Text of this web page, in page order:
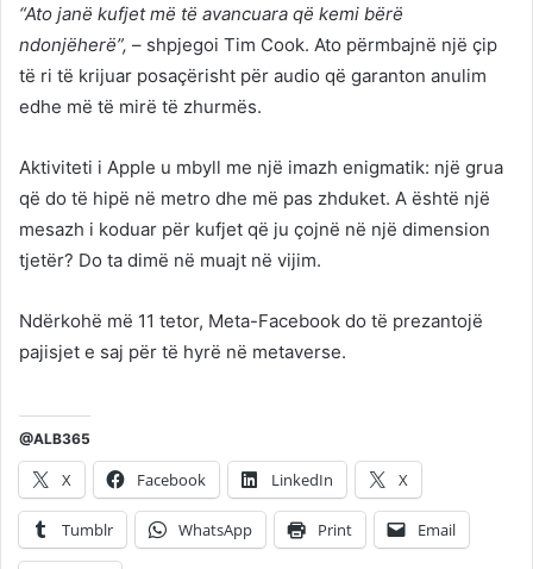
“Ato janë kufjet më të avancuara që kemi bërë
ndonjëherë”, – shpjegoi Tim Cook. Ato përmbajnë një çip
të ri të krijuar posaçërisht për audio që garanton anulim
edhe më të mirë të zhurmës.
Aktiviteti i Apple u mbyll me një imazh enigmatik: një grua
që do të hipë në metro dhe më pas zhduket. A është një
mesazh i koduar për kufjet që ju çojnë në një dimension
tjetër? Do ta dimë në muajt në vijim.
Ndërkohë më 11 tetor, Meta-Facebook do të prezantojë
pajisjet e saj për të hyrë në metaverse.
@ALB365
X Facebook LinkedIn X
Tumblr WhatsApp Print Email